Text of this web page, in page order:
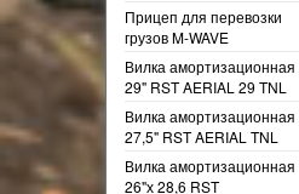
Прицеп для перевозки
грузов M-WAVE
Вилка амортизационная
29" RST AERIAL 29 TNL
Вилка амортизационная
27,5" RST AERIAL TNL
Вилка амортизационная
26"х 28,6 RST